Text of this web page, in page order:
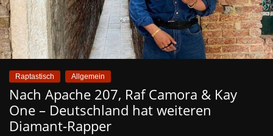
Raptastisch Allgemein
Nach Apache 207, Raf Camora & Kay
One – Deutschland hat weiteren
Diamant-Rapper